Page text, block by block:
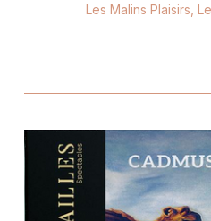
Les Malins Plaisirs,